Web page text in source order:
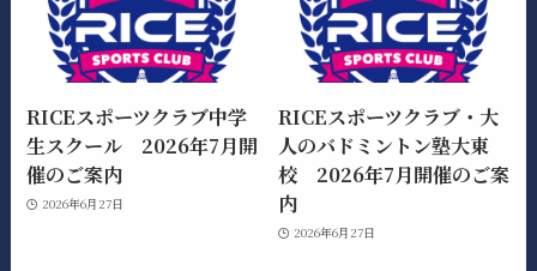
RICEスポーツクラブ中学
生スクール 2026年7月開
催のご案内
2026年6月27日
RICEスポーツクラブ・大
人のバドミントン塾大東
校 2026年7月開催のご案
内
2026年6月27日